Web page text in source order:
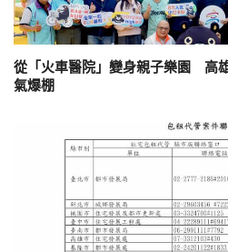
從「火車醫院」變身親子樂園 高
氣爆棚